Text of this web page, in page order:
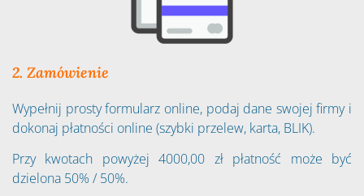
2. Zamówienie
Wypełnij prosty formularz online, podaj dane swojej firmy i
dokonaj płatności online (szybki przelew, karta, BLIK).
Przy kwotach powyżej 4000,00 zł płatność może być
dzielona 50% / 50%.